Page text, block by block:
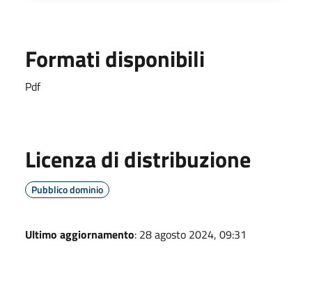
Formati disponibili
Pdf
Licenza di distribuzione
Pubblico dominio
Ultimo aggiornamento: 28 agosto 2024, 09:31